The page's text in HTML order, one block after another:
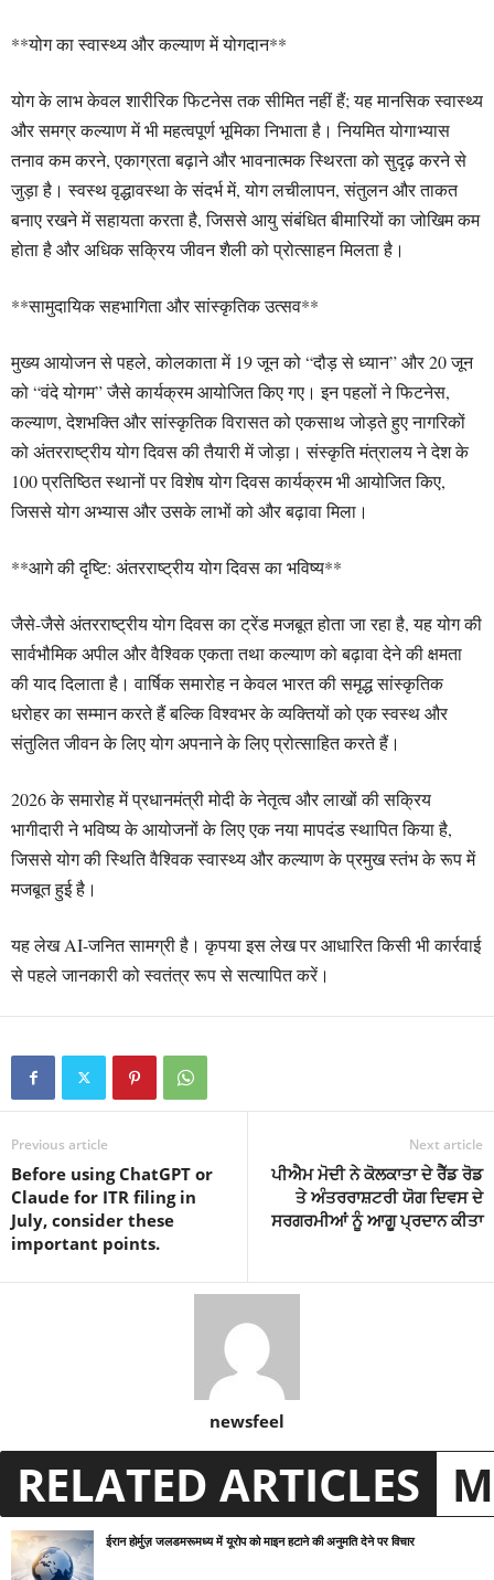
**योग का स्वास्थ्य और कल्याण में योगदान**
योग के लाभ केवल शारीरिक फिटनेस तक सीमित नहीं हैं; यह मानसिक स्वास्थ्य
और समग्र कल्याण में भी महत्वपूर्ण भूमिका निभाता है। नियमित योगाभ्यास
तनाव कम करने, एकाग्रता बढ़ाने और भावनात्मक स्थिरता को सुदृढ़ करने से
जुड़ा है। स्वस्थ वृद्धावस्था के संदर्भ में, योग लचीलापन, संतुलन और ताकत
बनाए रखने में सहायता करता है, जिससे आयु संबंधित बीमारियों का जोखिम कम
होता है और अधिक सक्रिय जीवन शैली को प्रोत्साहन मिलता है।
**सामुदायिक सहभागिता और सांस्कृतिक उत्सव**
मुख्य आयोजन से पहले, कोलकाता में 19 जून को “दौड़ से ध्यान” और 20 जून
को “वंदे योगम” जैसे कार्यक्रम आयोजित किए गए। इन पहलों ने फिटनेस,
कल्याण, देशभक्ति और सांस्कृतिक विरासत को एकसाथ जोड़ते हुए नागरिकों
को अंतरराष्ट्रीय योग दिवस की तैयारी में जोड़ा। संस्कृति मंत्रालय ने देश के
100 प्रतिष्ठित स्थानों पर विशेष योग दिवस कार्यक्रम भी आयोजित किए,
जिससे योग अभ्यास और उसके लाभों को और बढ़ावा मिला।
**आगे की दृष्टि: अंतरराष्ट्रीय योग दिवस का भविष्य**
जैसे-जैसे अंतरराष्ट्रीय योग दिवस का ट्रेंड मजबूत होता जा रहा है, यह योग की
सार्वभौमिक अपील और वैश्विक एकता तथा कल्याण को बढ़ावा देने की क्षमता
की याद दिलाता है। वार्षिक समारोह न केवल भारत की समृद्ध सांस्कृतिक
धरोहर का सम्मान करते हैं बल्कि विश्वभर के व्यक्तियों को एक स्वस्थ और
संतुलित जीवन के लिए योग अपनाने के लिए प्रोत्साहित करते हैं।
2026 के समारोह में प्रधानमंत्री मोदी के नेतृत्व और लाखों की सक्रिय
भागीदारी ने भविष्य के आयोजनों के लिए एक नया मापदंड स्थापित किया है,
जिससे योग की स्थिति वैश्विक स्वास्थ्य और कल्याण के प्रमुख स्तंभ के रूप में
मजबूत हुई है।
यह लेख AI-जनित सामग्री है। कृपया इस लेख पर आधारित किसी भी कार्रवाई
से पहले जानकारी को स्वतंत्र रूप से सत्यापित करें।
Previous article
Before using ChatGPT or
Claude for ITR filing in
July, consider these
important points.
Next article
ਪੀਐਮ ਮੋਦੀ ਨੇ ਕੋਲਕਾਤਾ ਦੇ ਰੈੱਡ ਰੋਡ
ਤੇ ਅੰਤਰਰਾਸ਼ਟਰੀ ਯੋਗ ਦਿਵਸ ਦੇ
ਸਰਗਰਮੀਆਂ ਨੂੰ ਆਗੂ ਪ੍ਰਦਾਨ ਕੀਤਾ
newsfeel
RELATED ARTICLES
ईरान होर्मुज़ जलडमरूमध्य में यूरोप को माइन हटाने की अनुमति देने पर विचार